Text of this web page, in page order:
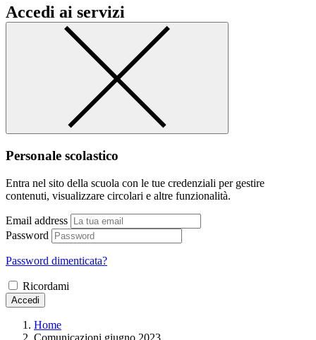
Accedi ai servizi
Personale scolastico
Entra nel sito della scuola con le tue credenziali per gestire
contenuti, visualizzare circolari e altre funzionalità.
Email address
Password
Password dimenticata?
Ricordami
Accedi
Home
Comunicazioni giugno 2023